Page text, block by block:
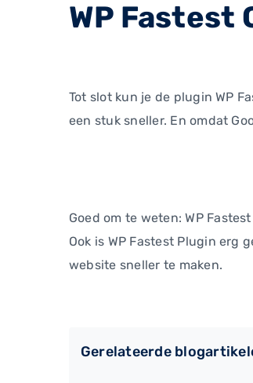
WP Fastest
Tot slot kun je de plugin WP
een stuk sneller. En omdat
Goed om te weten: WP
Ook is WP Fastest Plugin erg
website sneller te maken.
Gerelateerde